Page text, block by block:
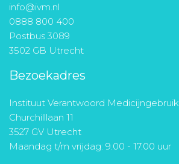
info@ivm.nl
0888 800 400
Postbus 3089
3502 GB Utrecht
Bezoekadres
Instituut Verantwoord Medicijngebruik
Churchilllaan 11
3527 GV Utrecht
Maandag t/m vrijdag: 9.00 - 17.00 uur